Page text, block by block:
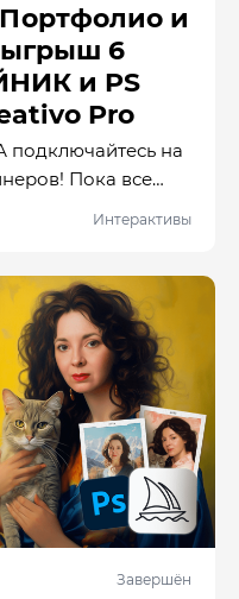
и
6
и PS
Pro
на
все
вы за это
в своих
себе
клиентов уже
времени!
отдыхают
Интерактивы
Завершён